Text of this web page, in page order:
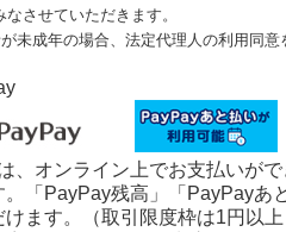
なさせていただきます。
未成年の場合、法定代理人の利用同意
、オンライン上でお支払いが
。「PayPay残高」「PayPayあ
ます。（取引限度枠は1円以上